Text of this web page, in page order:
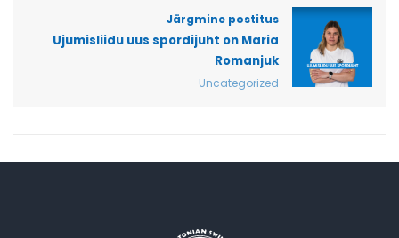
Järgmine postitus
Ujumisliidu uus spordijuht on Maria
Romanjuk
Uncategorized